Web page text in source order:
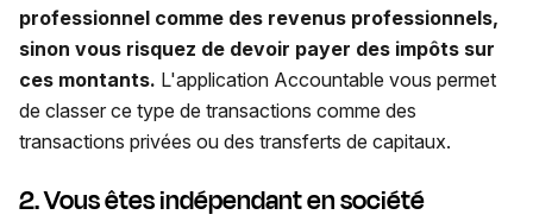
professionnel comme des revenus professionnels,
sinon vous risquez de devoir payer des impôts sur
ces montants. L'application Accountable vous permet
de classer ce type de transactions comme des
transactions privées ou des transferts de capitaux.
2. Vous êtes indépendant en société